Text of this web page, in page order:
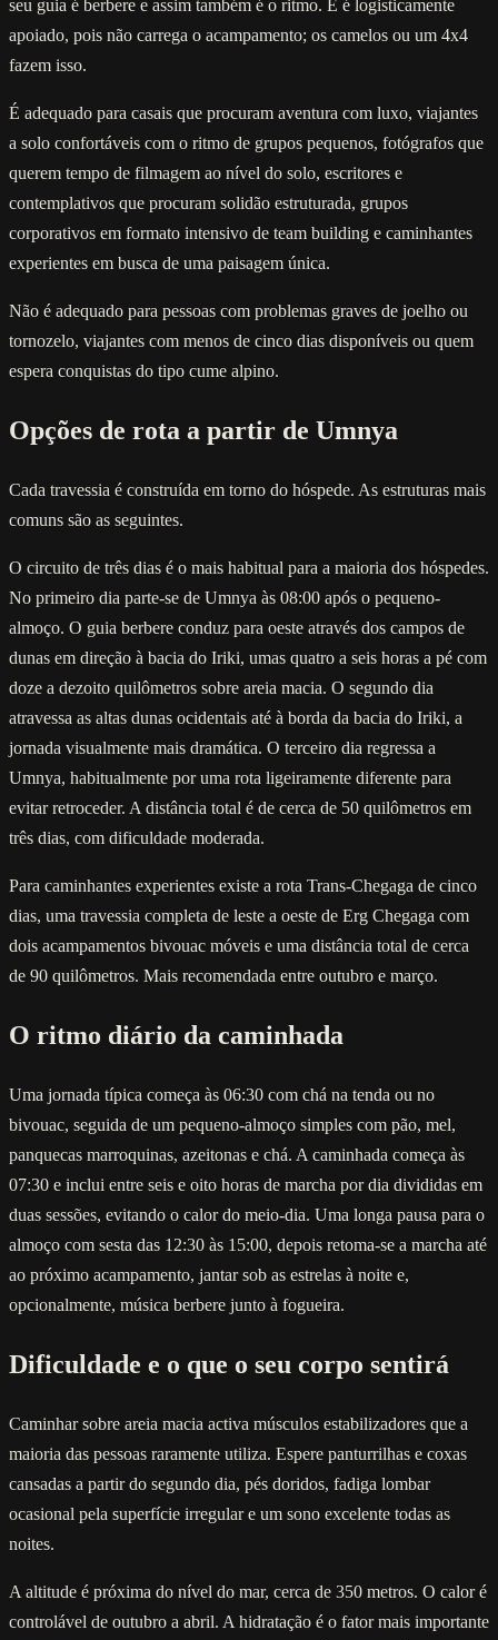
seu guia é berbere e assim também é o ritmo. E é logisticamente
apoiado, pois não carrega o acampamento; os camelos ou um 4x4
fazem isso.
É adequado para casais que procuram aventura com luxo, viajantes
a solo confortáveis com o ritmo de grupos pequenos, fotógrafos que
querem tempo de filmagem ao nível do solo, escritores e
contemplativos que procuram solidão estruturada, grupos
corporativos em formato intensivo de team building e caminhantes
experientes em busca de uma paisagem única.
Não é adequado para pessoas com problemas graves de joelho ou
tornozelo, viajantes com menos de cinco dias disponíveis ou quem
espera conquistas do tipo cume alpino.
Opções de rota a partir de Umnya
Cada travessia é construída em torno do hóspede. As estruturas mais
comuns são as seguintes.
O circuito de três dias é o mais habitual para a maioria dos hóspedes.
No primeiro dia parte-se de Umnya às 08:00 após o pequeno-
almoço. O guia berbere conduz para oeste através dos campos de
dunas em direção à bacia do Iriki, umas quatro a seis horas a pé com
doze a dezoito quilômetros sobre areia macia. O segundo dia
atravessa as altas dunas ocidentais até à borda da bacia do Iriki, a
jornada visualmente mais dramática. O terceiro dia regressa a
Umnya, habitualmente por uma rota ligeiramente diferente para
evitar retroceder. A distância total é de cerca de 50 quilômetros em
três dias, com dificuldade moderada.
Para caminhantes experientes existe a rota Trans-Chegaga de cinco
dias, uma travessia completa de leste a oeste de Erg Chegaga com
dois acampamentos bivouac móveis e uma distância total de cerca
de 90 quilômetros. Mais recomendada entre outubro e março.
O ritmo diário da caminhada
Uma jornada típica começa às 06:30 com chá na tenda ou no
bivouac, seguida de um pequeno-almoço simples com pão, mel,
panquecas marroquinas, azeitonas e chá. A caminhada começa às
07:30 e inclui entre seis e oito horas de marcha por dia divididas em
duas sessões, evitando o calor do meio-dia. Uma longa pausa para o
almoço com sesta das 12:30 às 15:00, depois retoma-se a marcha até
ao próximo acampamento, jantar sob as estrelas à noite e,
opcionalmente, música berbere junto à fogueira.
Dificuldade e o que o seu corpo sentirá
Caminhar sobre areia macia activa músculos estabilizadores que a
maioria das pessoas raramente utiliza. Espere panturrilhas e coxas
cansadas a partir do segundo dia, pés doridos, fadiga lombar
ocasional pela superfície irregular e um sono excelente todas as
noites.
A altitude é próxima do nível do mar, cerca de 350 metros. O calor é
controlável de outubro a abril. A hidratação é o fator mais importante